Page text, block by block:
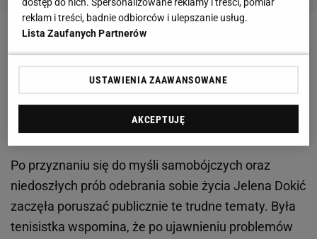
Zobacz wideo
rywalek. Coś niebywałego
Jelena Dokić porusza temat samobójstw i hejtu w
internecie. Ważne stanowisko
Po przyznaniu się do myśli samobójczych oraz
niedoszłych prób odebrania sobie życia Jelena Dokić
zaczęła poruszać publicznie te trudne tematy. Była
tenisistka wspomina, że po ujawnieniu problemów
dostęp do nich. Spersonalizowane reklamy i treści, pomiar
reklam i treści, badnie odbiorców i ulepszanie usług.
Lista Zaufanych Partnerów
USTAWIENIA ZAAWANSOWANE
AKCEPTUJĘ